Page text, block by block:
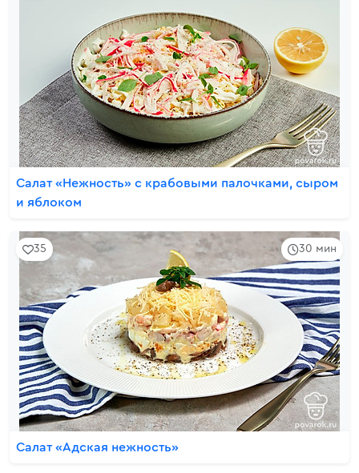
Салат «Нежность» с крабовыми палочками, сыром
и яблоком
30 мин
35
Салат «Адская нежность»